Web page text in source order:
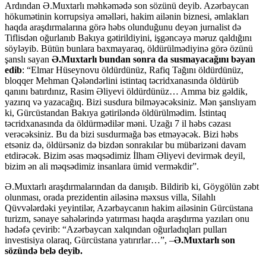
Ardından Ə.Muxtarlı məhkəmədə son sözünü deyib. Azərbaycan
hökumətinin korrupsiya əməlləri, hakim ailənin biznesi, əmlakları
haqda araşdırmalarına görə həbs olunduğunu deyən jurnalist də
Tiflisdən oğurlanıb Bakıya gətirildiyini, işgəncəyə məruz qaldığını
söyləyib. Bütün bunlara baxmayaraq, öldürülmədiyinə görə özünü
şanslı sayan Ə.Muxtarlı bundan sonra da susmayacağını bəyan
edib: “Elmar Hüseynovu öldürdünüz, Rafiq Tağını öldürdünüz,
bloqqer Mehman Qələndərlini istintaq təcridxanasında öldürüb
qanını batırdınız, Rasim Əliyevi öldürdünüz… Amma biz gəldik,
yazırıq və yazacağıq. Bizi susdura bilməyəcəksiniz. Mən şanslıyam
ki, Gürcüstandan Bakıya gətiriləndə öldürülmədim. İstintaq
təcridxanasında da öldürmədilər məni. Uzağı 7 il həbs cəzası
verəcəksiniz. Bu da bizi susdurmağa bəs etməyəcək. Bizi həbs
etsəniz də, öldürsəniz də bizdən sonrakılar bu mübarizəni davam
etdirəcək. Bizim əsas məqsədimiz İlham Əliyevi devirmək deyil,
bizim ən ali məqsədimiz insanlara ümid verməkdir”.
Ə.Muxtarlı araşdırmalarından da danışıb. Bildirib ki, Göygölün zəbt
olunması, orada prezidentin ailəsinə məxsus villa, Silahlı
Qüvvələrdəki yeyintilər, Azərbaycanın hakim ailəsinin Gürcüstana
turizm, sənaye sahələrində yatırması haqda araşdırma yazıları onu
hədəfə çevirib: “Azərbaycan xalqından oğurladıqları pulları
investisiya olaraq, Gürcüstana yatırırlar…”, –Ə.Muxtarlı son
sözündə belə deyib.